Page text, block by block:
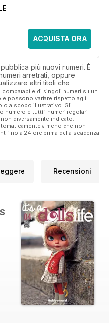
ACQUISTA ORA
più nuovi numeri. È
arretrati, oppure
altri titoli che
di singoli numeri su un
e possono variare rispetto agli
a scopo illustrativo. Gli
numero e tutti i numeri regolari
diversamente indicato.
a meno che non
fino a 24 ore prima della scadenza
Recensioni